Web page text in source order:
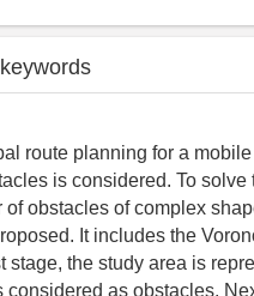
route planning for a
is considered. To
obstacles of complex
It includes the
stage, the study area is
considered as obstacles.